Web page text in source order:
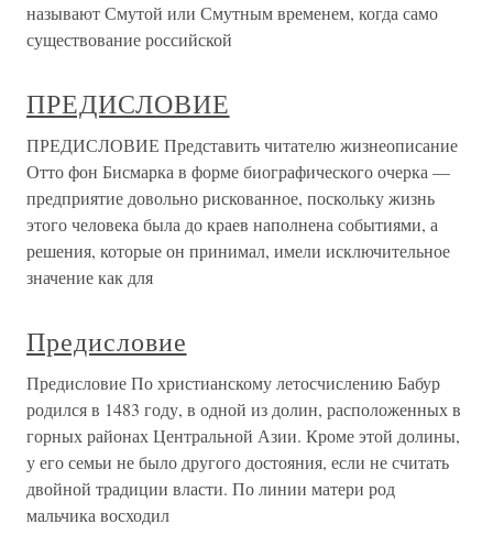
называют Смутой или Смутным временем, когда само
существование российской
ПРЕДИСЛОВИЕ
ПРЕДИСЛОВИЕ Представить читателю жизнеописание
Отто фон Бисмарка в форме биографического очерка —
предприятие довольно рискованное, поскольку жизнь
этого человека была до краев наполнена событиями, а
решения, которые он принимал, имели исключительное
значение как для
Предисловие
Предисловие По христианскому летосчислению Бабур
родился в 1483 году, в одной из долин, расположенных в
горных районах Центральной Азии. Кроме этой долины,
у его семьи не было другого достояния, если не считать
двойной традиции власти. По линии матери род
мальчика восходил